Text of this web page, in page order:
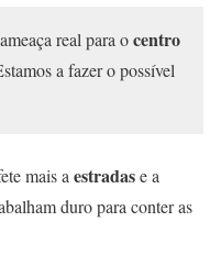
real para ocentro
a fazer o possível
mais aestradase a
duro para conter as